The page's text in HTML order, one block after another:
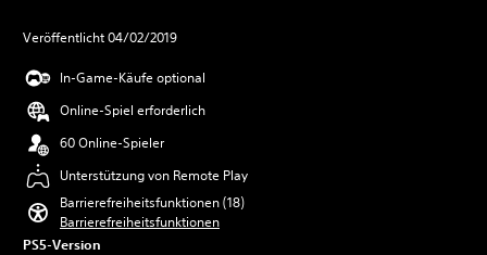
Veröffentlicht 04/02/2019
In-Game-Käufe optional
Online-Spiel erforderlich
60 Online-Spieler
Unterstützung von Remote Play
Barrierefreiheitsfunktionen (18)
Barrierefreiheitsfunktionen
PS5-Version